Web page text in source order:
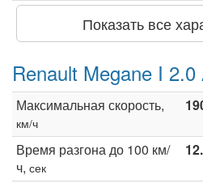
Показать все
Renault Megane I 2.0
Максимальная скорость,
км/ч
Время разгона до 100 км/
ч, сек